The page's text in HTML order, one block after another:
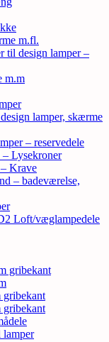
m.fl.
til design lamper –
m.m
lamper, skærme
– reservedele
– Lysekroner
Krave
– badeværelse,
Loft/væglampedele
gribekant
gribekant
gribekant
lamper